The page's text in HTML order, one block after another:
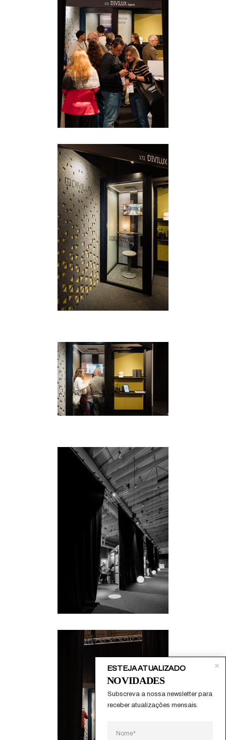
ESTEJA ATUALIZADO
Subscreva a nossa newsletter para
receber atualizações mensais.
NOVIDADES